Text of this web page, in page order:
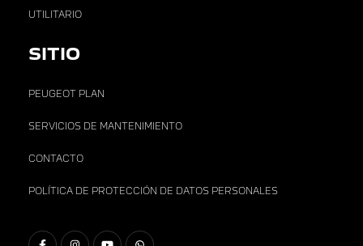
UTILITARIO
SITIO
PEUGEOT PLAN
SERVICIOS DE MANTENIMIENTO
CONTACTO
POLÍTICA DE PROTECCIÓN DE DATOS PERSONALES